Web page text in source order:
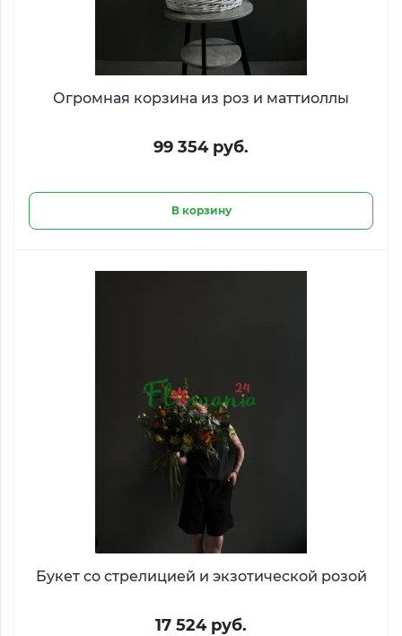
Огромная корзина из роз и маттиоллы
99 354 руб.
В корзину
Букет со стрелицией и экзотической розой
17 524 руб.